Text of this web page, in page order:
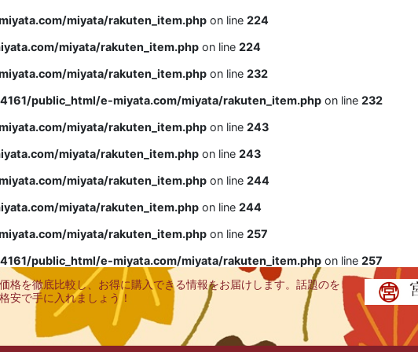
miyata/rakuten_item.php on line 224
miyata/rakuten_item.php on line 224
miyata/rakuten_item.php on line 232
public_html/e-miyata.com/miyata/rakuten_item.php on line 232
miyata/rakuten_item.php on line 243
miyata/rakuten_item.php on line 243
miyata/rakuten_item.php on line 244
miyata/rakuten_item.php on line 244
miyata/rakuten_item.php on line 257
public_html/e-miyata.com/miyata/rakuten_item.php on line 257
価格を徹底比較し、お得に購入できる情報をお届けします。話題のを
格安で手に入れましょう！